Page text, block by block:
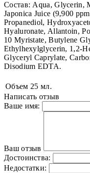
Состав: Aqua, Glycerin,
Japonica Juice (9,900
Propanediol,
Hyaluronate, Allantoin,
10 Myristate, Butylene
Ethylhexylglycerin, 1,2-
Glyceryl Caprylate,
Disodium EDTA.
Объем 25 мл.
Написать отзыв
Ваше имя:
Ваш отзыв
Достоинства:
Недостатки: